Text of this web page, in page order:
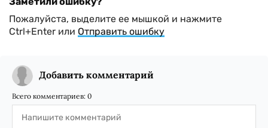
Пожалуйста, выделите ее мышкой и нажмите
Ctrl+Enter или Отправить ошибку
Добавить комментарий
Всего комментариев: 0